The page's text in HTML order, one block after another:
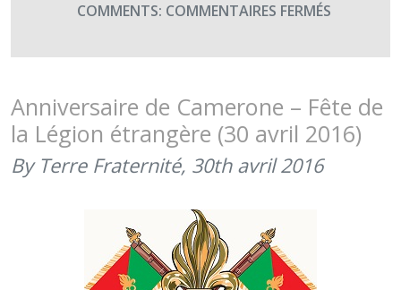
COMMENTS: COMMENTAIRES FERMÉS
FÊTE
LA
LÉGION
Anniversaire de Camerone – Fête de
la Légion étrangère (30 avril 2016)
By Terre Fraternité, 30th avril 2016